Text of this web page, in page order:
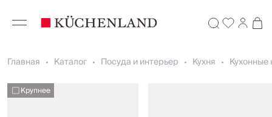
Главная Каталог Посуда и интерьер Кухня Кухонные
Крупнее